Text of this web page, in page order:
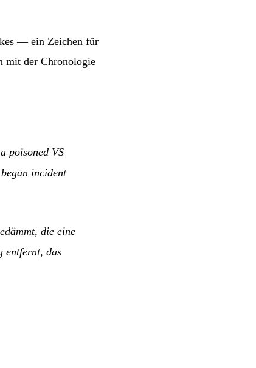
— ein Zeichen für
mit der Chronologie
poisoned VS
incident
die eine
entfernt, das